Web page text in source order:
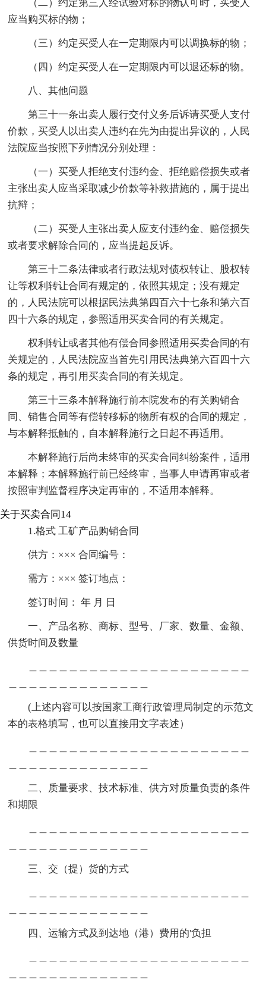
（二）约定第三人经试验对标的物认可时，买受人
应当购买标的物；
（三）约定买受人在一定期限内可以调换标的物；
（四）约定买受人在一定期限内可以退还标的物。
八、其他问题
第三十一条出卖人履行交付义务后诉请买受人支付
价款，买受人以出卖人违约在先为由提出异议的，人民
法院应当按照下列情况分别处理：
（一）买受人拒绝支付违约金、拒绝赔偿损失或者
主张出卖人应当采取减少价款等补救措施的，属于提出
抗辩；
（二）买受人主张出卖人应支付违约金、赔偿损失
或者要求解除合同的，应当提起反诉。
第三十二条法律或者行政法规对债权转让、股权转
让等权利转让合同有规定的，依照其规定；没有规定
的，人民法院可以根据民法典第四百六十七条和第六百
四十六条的规定，参照适用买卖合同的有关规定。
权利转让或者其他有偿合同参照适用买卖合同的有
关规定的，人民法院应当首先引用民法典第六百四十六
条的规定，再引用买卖合同的有关规定。
第三十三条本解释施行前本院发布的有关购销合
同、销售合同等有偿转移标的物所有权的合同的规定，
与本解释抵触的，自本解释施行之日起不再适用。
本解释施行后尚未终审的买卖合同纠纷案件，适用
本解释；本解释施行前已经终审，当事人申请再审或者
按照审判监督程序决定再审的，不适用本解释。
关于买卖合同14
1.格式 工矿产品购销合同
供方：××× 合同编号：
需方：××× 签订地点：
签订时间： 年 月 日
一、产品名称、商标、型号、厂家、数量、金额、
供货时间及数量
(上述内容可以按国家工商行政管理局制定的示范文
本的表格填写，也可以直接用文字表述）
二、质量要求、技术标准、供方对质量负责的条件
和期限
三、交（提）货的方式
四、运输方式及到达地（港）费用的'负担